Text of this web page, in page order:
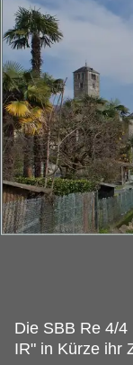
Die SBB Re 4/4
IR" in Kürze ihr